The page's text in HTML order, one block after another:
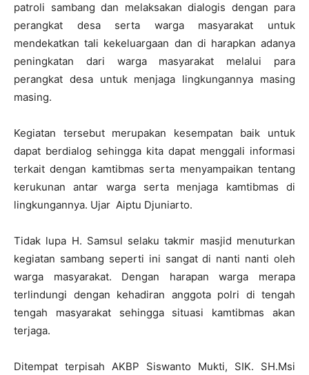
patroli sambang dan melaksakan dialogis dengan para
perangkat desa serta warga masyarakat untuk
mendekatkan tali kekeluargaan dan di harapkan adanya
peningkatan dari warga masyarakat melalui para
perangkat desa untuk menjaga lingkungannya masing
masing.
Kegiatan tersebut merupakan kesempatan baik untuk
dapat berdialog sehingga kita dapat menggali informasi
terkait dengan kamtibmas serta menyampaikan tentang
kerukunan antar warga serta menjaga kamtibmas di
lingkungannya. Ujar Aiptu Djuniarto.
Tidak lupa H. Samsul selaku takmir masjid menuturkan
kegiatan sambang seperti ini sangat di nanti nanti oleh
warga masyarakat. Dengan harapan warga merapa
terlindungi dengan kehadiran anggota polri di tengah
tengah masyarakat sehingga situasi kamtibmas akan
terjaga.
Ditempat terpisah AKBP Siswanto Mukti, SIK. SH.Msi